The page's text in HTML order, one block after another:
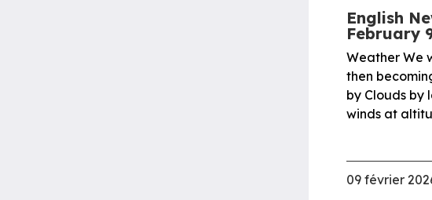
English
February
Weather We
then
by Clouds by
winds at
09 février